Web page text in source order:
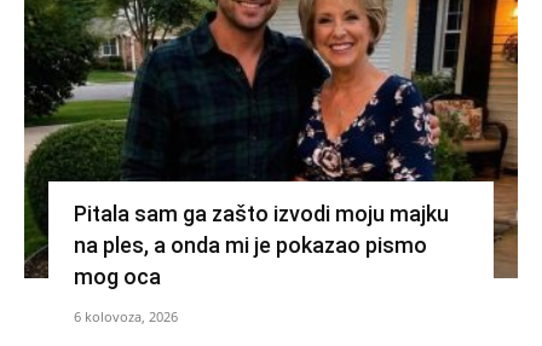
Pitala sam ga zašto izvodi moju majku
na ples, a onda mi je pokazao pismo
mog oca
6 kolovoza, 2026